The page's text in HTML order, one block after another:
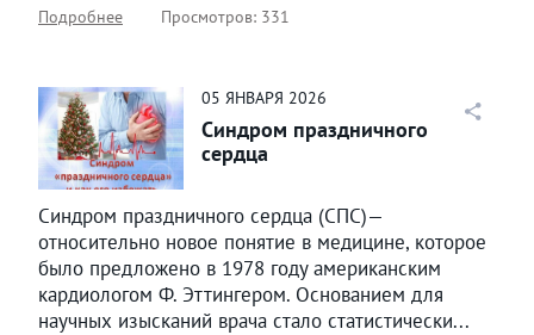
Подробнее Просмотров: 331
05 ЯНВАРЯ 2026
Синдром праздничного
сердца
Синдром праздничного сердца (СПС)—
относительно новое понятие в медицине, которое
было предложено в 1978 году американским
кардиологом Ф. Эттингером. Основанием для
научных изысканий врача стало статистически...